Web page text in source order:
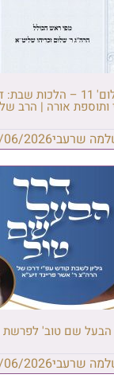
גליון 'מנחת שלום' 11 –
אורה | הרב
שרעבי2026
הבעל שם טוב'
שרעבי2026